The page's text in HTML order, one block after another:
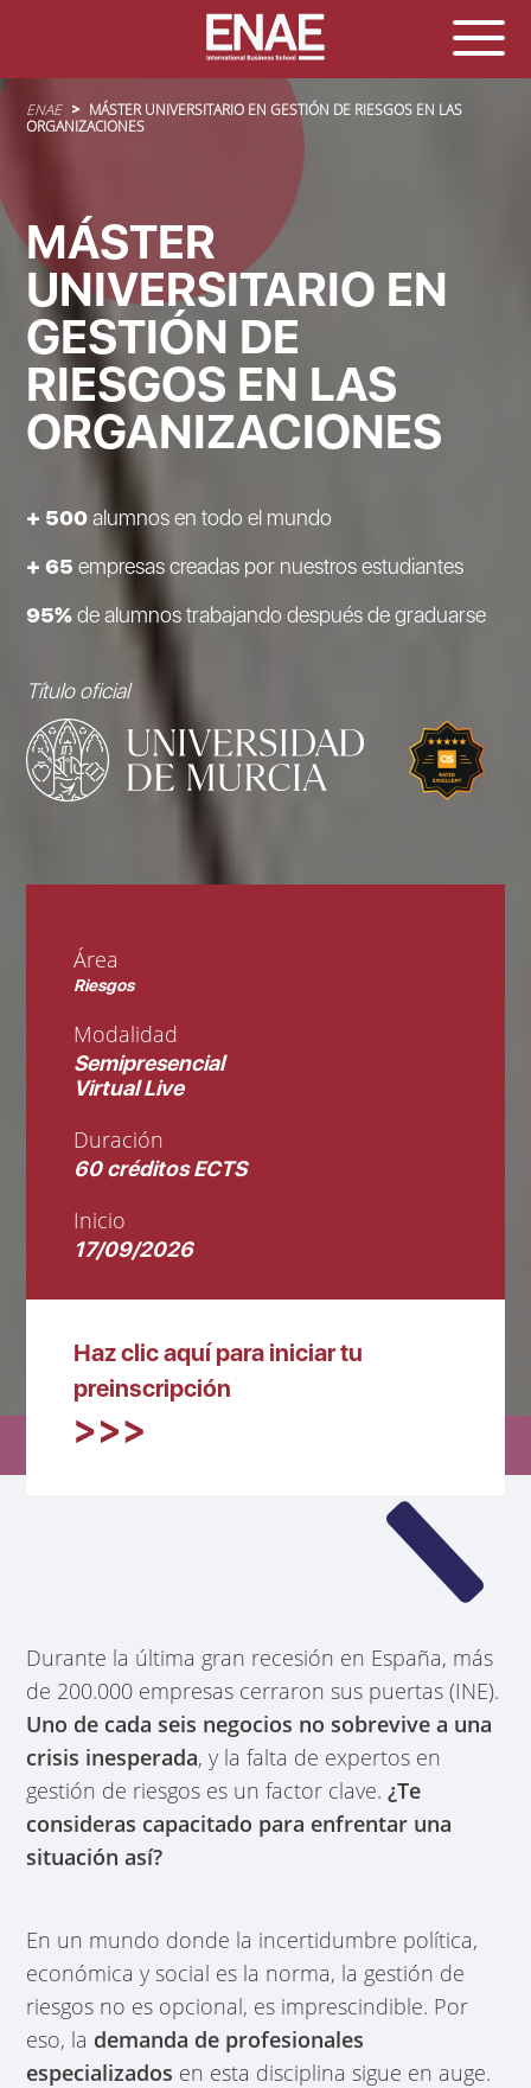
Sobrescribir enlaces de ayuda a la navegación
ENAE
MÁSTER UNIVERSITARIO EN GESTIÓN DE RIESGOS EN LAS
ORGANIZACIONES
MÁSTER
UNIVERSITARIO EN
GESTIÓN DE
RIESGOS EN LAS
ORGANIZACIONES
+ 500alumnos en todo el mundo
+ 65empresas creadas por nuestros estudiantes
95%de alumnos trabajando después de graduarse
Título oficial
Área
Riesgos
Modalidad
Semipresencial
Virtual Live
Duración
60 créditos ECTS
Inicio
17/09/2026
Haz clic aquí para iniciar tu
preinscripción
Durante la última gran recesión en España, más
de 200.000 empresas cerraron sus puertas (INE).
Uno de cada seis negocios no sobrevive a una
crisis inesperada, y la falta de expertos en
gestión de riesgos es un factor clave.¿Te
consideras capacitado para enfrentar una
situación así?
En un mundo donde la incertidumbre política,
económica y social es la norma, la gestión de
riesgos no es opcional, es imprescindible. Por
eso, la demanda de profesionales
especializados en esta disciplina sigue en auge.